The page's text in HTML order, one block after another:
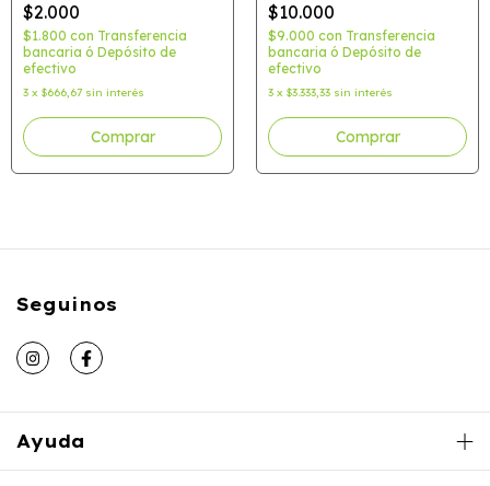
$2.000
$1.800 con Transferencia
bancaria ó Depósito de
efectivo
3 x $666,67 sin interés
$10.000
$9.000 con Transferencia
bancaria ó Depósito de
efectivo
3 x $3.333,33 sin interés
Seguinos
Ayuda